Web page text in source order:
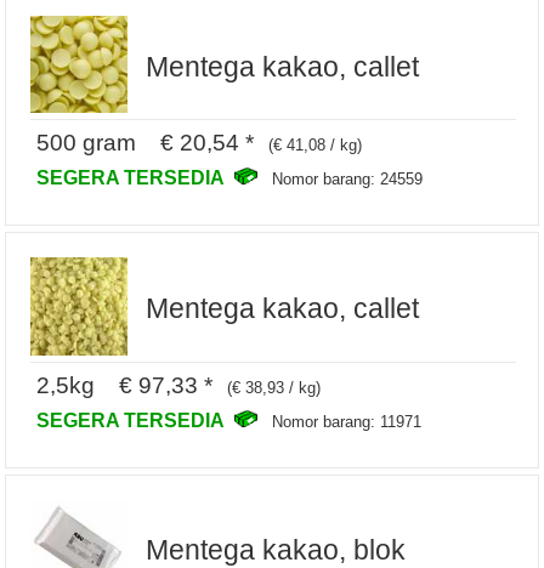
Mentega kakao, callet
500 gram € 20,54 * (€ 41,08 / kg)
SEGERA TERSEDIA Nomor barang: 24559
Mentega kakao, callet
2,5kg € 97,33 * (€ 38,93 / kg)
SEGERA TERSEDIA Nomor barang: 11971
Mentega kakao, blok